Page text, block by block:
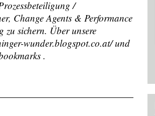
/
Change Agents & Performance
zu sichern. Über unsere
wunder.blogspot.co.at/ und
.